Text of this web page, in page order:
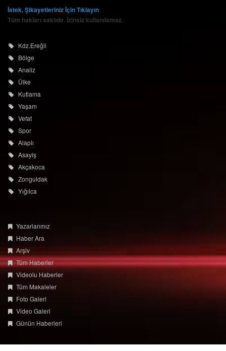
Kdz.Ereğli
Bölge
Ülke
Kutlama
Yaşam
Vefat
Spor
Alaplı
Asayiş
Akçakoca
Zonguldak
Yığılca
Yazarlarımız
Tüm Haberler
Videolu Haberler
Tüm Makaleler
Foto Galeri
Video Galeri
Günün Haberleri